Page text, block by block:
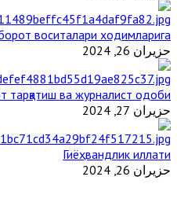
воситалари ходимларига
حزيران 26, 2024
тарқатиш ва журналист одоби
حزيران 27, 2024
Гиёҳвандлик иллати
حزيران 26, 2024